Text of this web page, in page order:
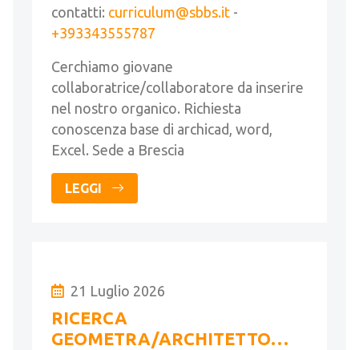
contatti: curriculum@sbbs.it -
+393343555787
Cerchiamo giovane
collaboratrice/collaboratore da inserire
nel nostro organico. Richiesta
conoscenza base di archicad, word,
Excel. Sede a Brescia
LEGGI
21 Luglio 2026
RICERCA
GEOMETRA/ARCHITETTO